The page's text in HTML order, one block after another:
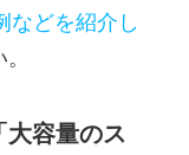
などを紹介し
容量のス